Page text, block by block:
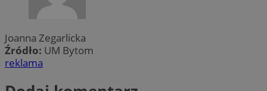
Joanna Zegarlicka
Źródło: UM Bytom
reklama